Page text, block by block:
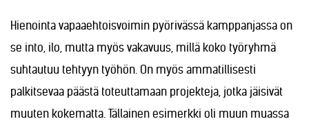
Hienointa vapaaehtoisvoimin pyörivässä kamppanjassa on
se into, ilo, mutta myös vakavuus, millä koko työryhmä
suhtautuu tehtyyn työhön. On myös ammatillisesti
palkitsevaa päästä toteuttamaan projekteja, jotka jäisivät
muuten kokematta. Tällainen esimerkki oli muun muassa